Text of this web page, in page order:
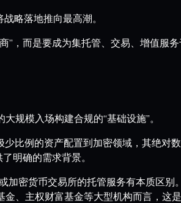
略落地推向最高潮。
，而是要成为集托管、交易、增值服务
规模入场构建合规的“基础设施”。
比例的资产配置到加密领域，其绝
明确的需求背景。
密货币交易所的托管服务有本质区
、主权财富基金等大型机构而言，这